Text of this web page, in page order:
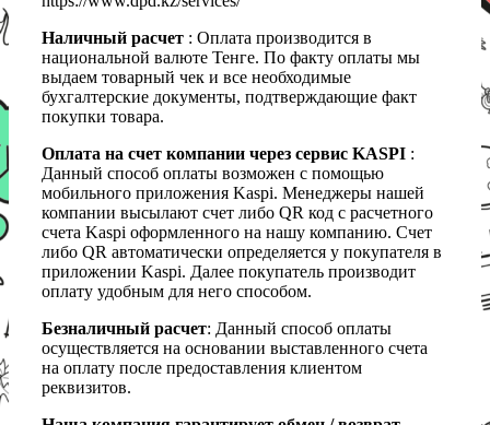
Наличный расчет : Оплата производится в
национальной валюте Тенге. По факту оплаты мы
выдаем товарный чек и все необходимые
бухгалтерские документы, подтверждающие факт
покупки товара.
Оплата на счет компании через сервис KASPI :
Данный способ оплаты возможен с помощью
мобильного приложения Kaspi. Менеджеры нашей
компании высылают счет либо QR код с расчетного
счета Kaspi оформленного на нашу компанию. Счет
либо QR автоматически определяется у покупателя в
приложении Kaspi. Далее покупатель производит
оплату удобным для него способом.
Безналичный расчет: Данный способ оплаты
осуществляется на основании выставленного счета
на оплату после предоставления клиентом
реквизитов.